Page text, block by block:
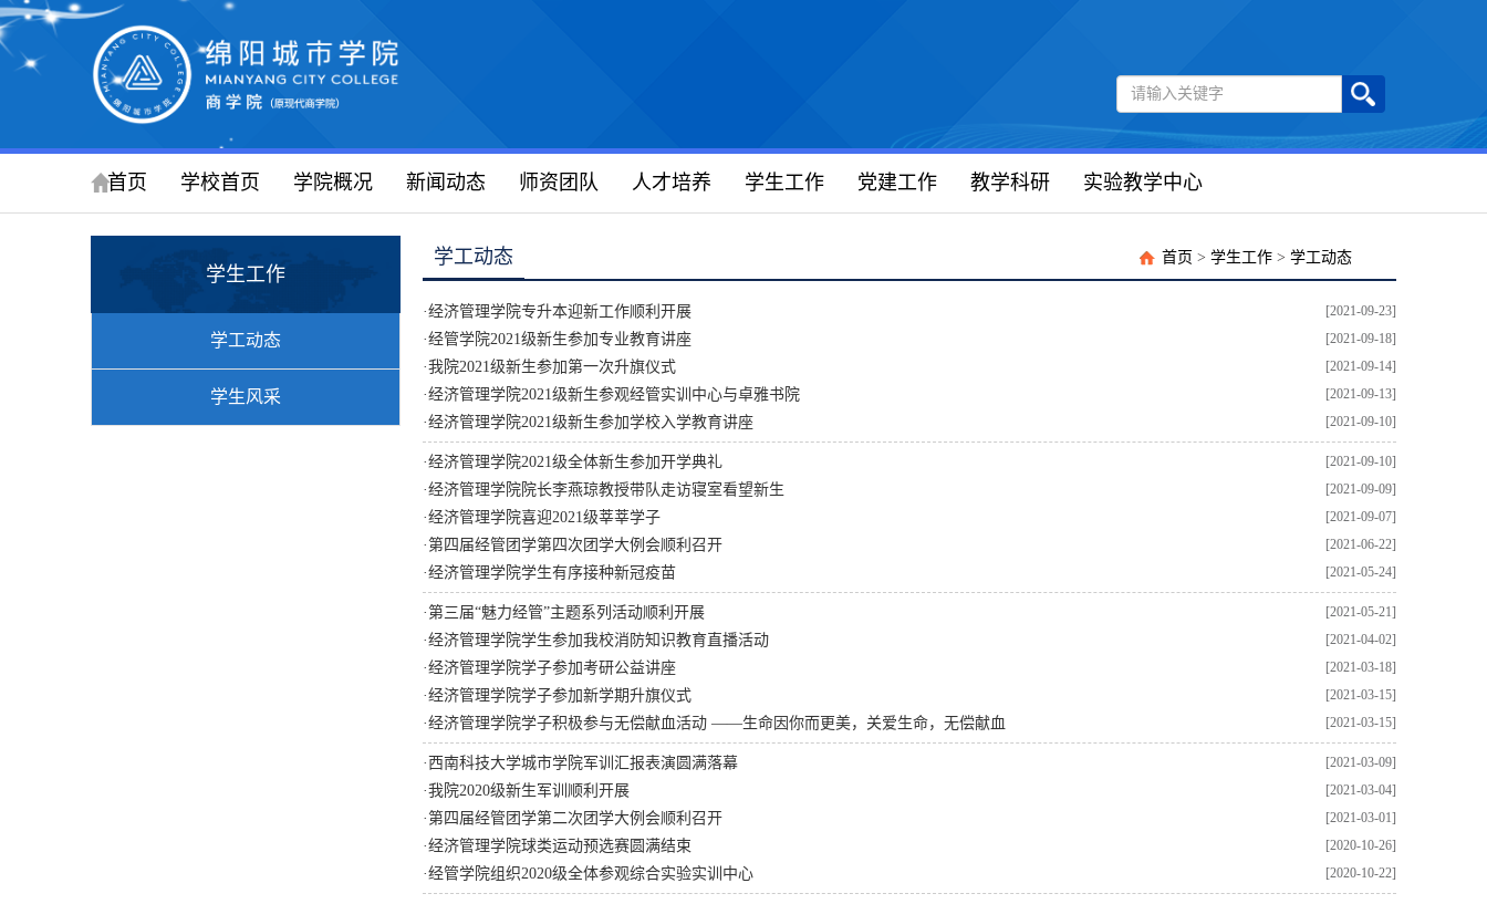
首页 学校首页 学院概况 新闻动态 师资团队 人才培养 学生工作 党建工作 教学科研 实验教学中心
学生工作
学工动态
学生风采
学工动态 首页 > 学生工作 > 学工动态
[2021-09-23]
·经济管理学院专升本迎新工作顺利开展
[2021-09-18]
·经管学院2021级新生参加专业教育讲座
[2021-09-14]
·我院2021级新生参加第一次升旗仪式
[2021-09-13]
·经济管理学院2021级新生参观经管实训中心与卓雅书院
[2021-09-10]
·经济管理学院2021级新生参加学校入学教育讲座
[2021-09-10]
·经济管理学院2021级全体新生参加开学典礼
[2021-09-09]
·经济管理学院院长李燕琼教授带队走访寝室看望新生
[2021-09-07]
·经济管理学院喜迎2021级莘莘学子
[2021-06-22]
·第四届经管团学第四次团学大例会顺利召开
[2021-05-24]
·经济管理学院学生有序接种新冠疫苗
[2021-05-21]
·第三届“魅力经管”主题系列活动顺利开展
[2021-04-02]
·经济管理学院学生参加我校消防知识教育直播活动
[2021-03-18]
·经济管理学院学子参加考研公益讲座
[2021-03-15]
·经济管理学院学子参加新学期升旗仪式
[2021-03-15]
·经济管理学院学子积极参与无偿献血活动 ——生命因你而更美，关爱生命，无偿献血
[2021-03-09]
· 西南科技大学城市学院军训汇报表演圆满落幕
[2021-03-04]
·我院2020级新生军训顺利开展
[2021-03-01]
·第四届经管团学第二次团学大例会顺利召开
[2020-10-26]
·经济管理学院球类运动预选赛圆满结束
[2020-10-22]
·经管学院组织2020级全体参观综合实验实训中心